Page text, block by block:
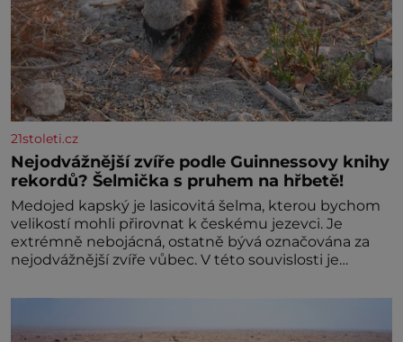
21stoleti.cz
Nejodvážnější zvíře podle Guinnessovy knihy
rekordů? Šelmička s pruhem na hřbetě!
Medojed kapský je lasicovitá šelma, kterou bychom
velikostí mohli přirovnat k českému jezevci. Je
extrémně nebojácná, ostatně bývá označována za
nejodvážnější zvíře vůbec. V této souvislosti je